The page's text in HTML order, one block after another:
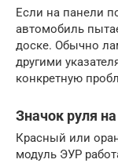
Если на панели
автомобиль
доске. Обычно
другими
конкретную
Значок руля
Красный или
модуль ЭУР